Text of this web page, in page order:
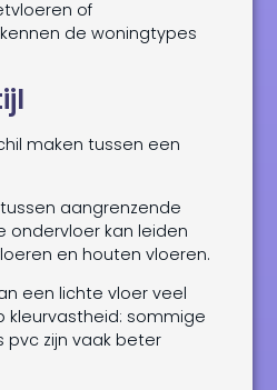
of
de woningtypes
maken tussen een
aangrenzende
ondervloer kan leiden
en houten vloeren.
een lichte vloer veel
sommige
pvc zijn vaak beter